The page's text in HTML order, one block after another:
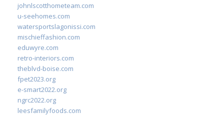
johnlscotthometeam.com
u-seehomes.com
watersportslagonissi.com
mischieffashion.com
eduwyre.com
retro-interiors.com
theblvd-boise.com
fpet2023.org
e-smart2022.org
ngrc2022.org
leesfamilyfoods.com